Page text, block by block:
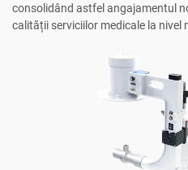
consolidând astfel angajamentul
calității serviciilor medicale la nivel